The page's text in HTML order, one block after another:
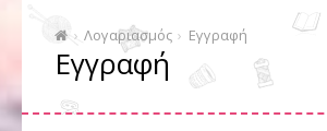
Λογαριασμός Εγγραφή
Εγγραφή